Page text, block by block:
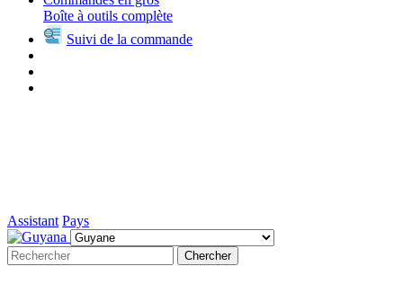
Boîte à outils complète
Suivi de la commande
Assistant Pays
Chercher